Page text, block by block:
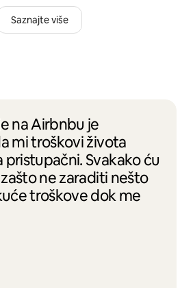
Saznajte više
na Airbnbu je
mi troškovi života
Svakako ću
ne zaraditi nešto
troškove dok me